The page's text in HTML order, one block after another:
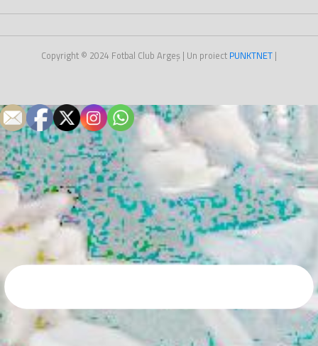
Copyright © 2024 Fotbal Club Argeș | Un proiect PUNKTNET |